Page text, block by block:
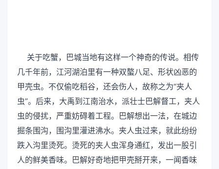
关于吃蟹，巴城当地有这样一个神奇的传说。相传
几千年前，江河湖泊里有一种双螯八足、形状凶恶的
甲壳虫。不仅偷吃稻谷，还会伤人，故称之为“夹人
虫”。后来，大禹到江南治水，派壮士巴解督工，夹人
虫的侵扰，严重妨碍着工程。巴解想出一法，在城边
掘条围沟，围沟里灌进沸水。夹人虫过来，就此纷纷
跌入沟里烫死。烫死的夹人虫浑身通红，发出一股引
人的鲜美香味。巴解好奇地把甲壳掰开来，一闻香味